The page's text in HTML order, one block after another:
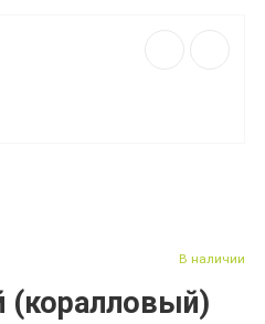
(коралловый)
В наличии